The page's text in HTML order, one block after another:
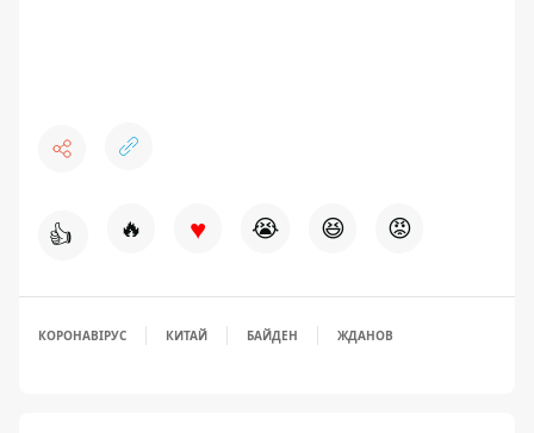
👍 🔥 ♥ 😭 😆 😡
КОРОНАВІРУС КИТАЙ БАЙДЕН ЖДАНОВ